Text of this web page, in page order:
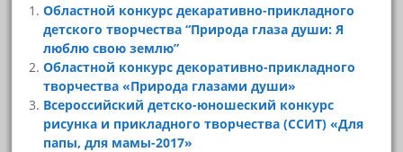
Областной конкурс декаративно-прикладного
детского творчества “Природа глаза души: Я
люблю свою землю”
Областной конкурс декоративно-прикладного
творчества «Природа глазами души»
Всероссийский детско-юношеский конкурс
рисунка и прикладного творчества (ССИТ) «Для
папы, для мамы-2017»